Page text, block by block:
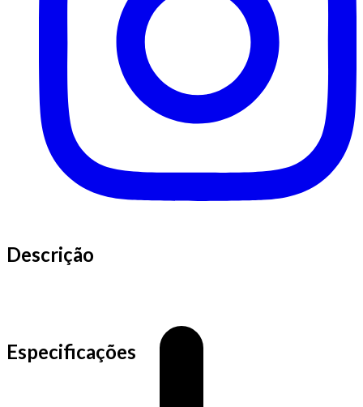
Descrição
Especificações